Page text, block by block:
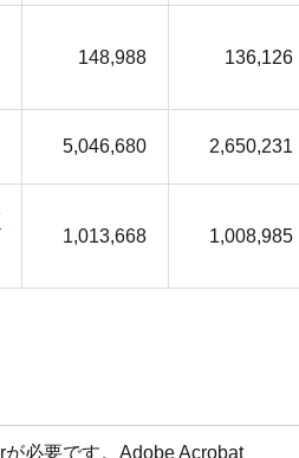
148,988 136,126
5,046,680 2,650,231
1,013,668 1,008,985
必要です。Adobe Acrobat